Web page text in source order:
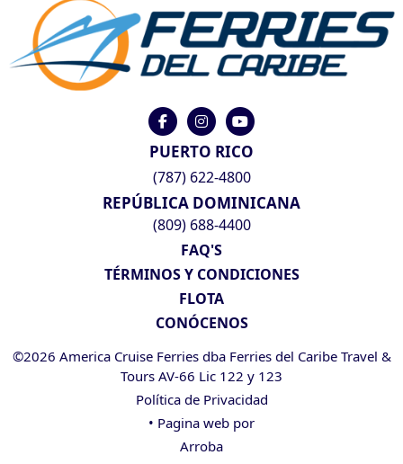
PUERTO RICO
(787) 622-4800
REPÚBLICA DOMINICANA
(809) 688-4400
FAQ'S
TÉRMINOS Y CONDICIONES
FLOTA
CONÓCENOS
©2026 America Cruise Ferries dba Ferries del Caribe Travel &
Tours AV-66 Lic 122 y 123
Política de Privacidad
• Pagina web por
Arroba